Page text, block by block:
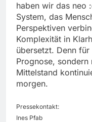
haben wir das neo
System, das
Perspektiven
Komplexität in
übersetzt. Denn
Prognose,
Mittelstand
morgen.
Pressekontakt:
Ines Pfab